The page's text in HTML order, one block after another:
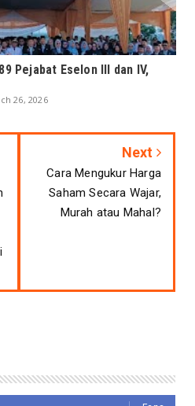
Pejabat Eselon III dan IV,
26, 2026
Next
Cara Mengukur Harga
Saham Secara Wajar,
Murah atau Mahal?